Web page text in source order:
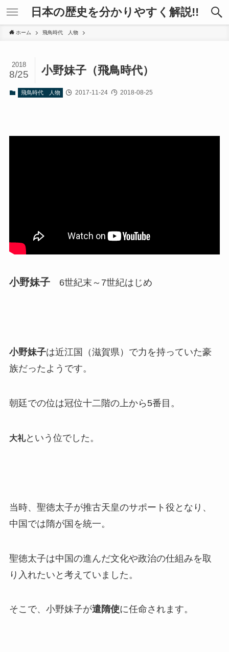
日本の歴史を分かりやすく解説!!
ホーム 飛鳥時代 人物
小野妹子（飛鳥時代）
2018
8/25
飛鳥時代 人物 2017-11-24 2018-08-25
小野妹子6世紀末～7世紀はじめ
小野妹子は近江国（滋賀県）で力を持っていた豪
族だったようです。
朝廷での位は冠位十二階の上から5番目。
大礼という位でした。
当時、聖徳太子が推古天皇のサポート役となり、
中国では隋が国を統一。
聖徳太子は中国の進んだ文化や政治の仕組みを取
り入れたいと考えていました。
そこで、小野妹子が遣隋使に任命されます。